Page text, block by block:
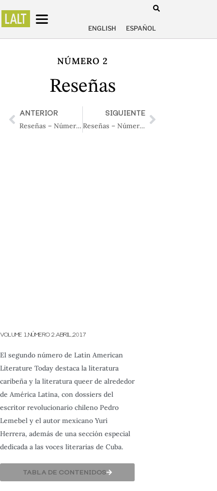
ENGLISH ESPAÑOL
NÚMERO 2
Reseñas
ANTERIOR
Reseñas – Número 1
SIGUIENTE
Reseñas – Número 3
VOLUME 1,NÚMERO 2.ABRIL,2017
El segundo número de Latin American
Literature Today destaca la literatura
caribeña y la literatura queer de alrededor
de América Latina, con dossiers del
escritor revolucionario chileno Pedro
Lemebel y el autor mexicano Yuri
Herrera, además de una sección especial
dedicada a las voces literarias de Cuba.
TABLA DE CONTENIDOS